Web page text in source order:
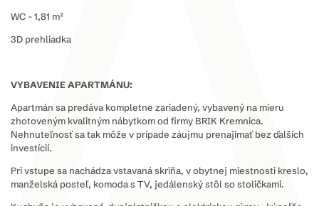
WC - 1,81 m²
3D prehliadka
VYBAVENIE APARTMÁNU:
Apartmán sa predáva kompletne zariadený, vybavený na mieru
zhotoveným kvalitným nábytkom od firmy BRIK Kremnica.
Nehnuteľnosť sa tak môže v prípade záujmu prenajímať bez ďalších
investícií.
Pri vstupe sa nachádza vstavaná skriňa, v obytnej miestnosti kreslo,
manželská posteľ, komoda s TV, jedálenský stôl so stoličkami.